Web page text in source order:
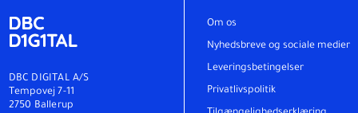
DBC DIGITAL A/S
Tempovej 7-11
2750 Ballerup
Om os
Nyhedsbreve og sociale medier
Leveringsbetingelser
Privatlivspolitik